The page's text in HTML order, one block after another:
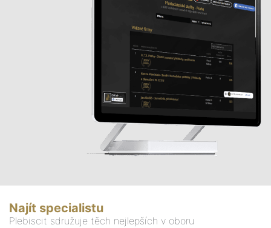
Najít specialistu
Plebiscit sdružuje těch nejlepších v oboru